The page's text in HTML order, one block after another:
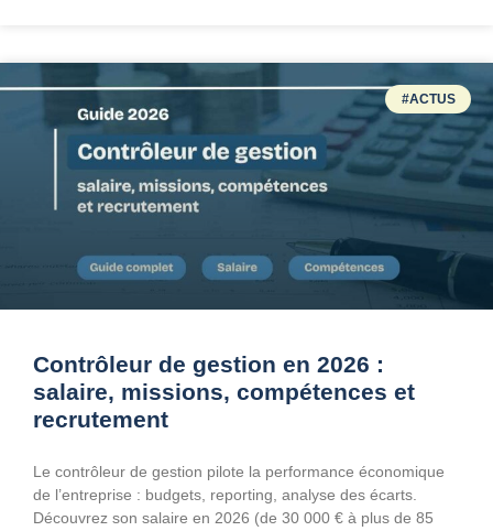
#ACTUS
Contrôleur de gestion en 2026 :
salaire, missions, compétences et
recrutement
Le contrôleur de gestion pilote la performance économique
de l’entreprise : budgets, reporting, analyse des écarts.
Découvrez son salaire en 2026 (de 30 000 € à plus de 85